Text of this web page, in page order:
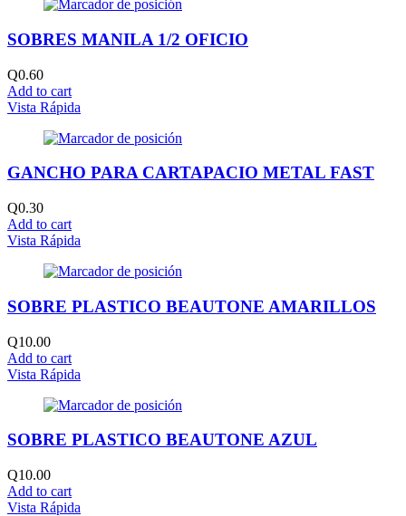
SOBRES MANILA 1/2 OFICIO
Q0.60
Add to cart
Vista Rápida
GANCHO PARA CARTAPACIO METAL FAST
Q0.30
Add to cart
Vista Rápida
SOBRE PLASTICO BEAUTONE AMARILLOS
Q10.00
Add to cart
Vista Rápida
SOBRE PLASTICO BEAUTONE AZUL
Q10.00
Add to cart
Vista Rápida